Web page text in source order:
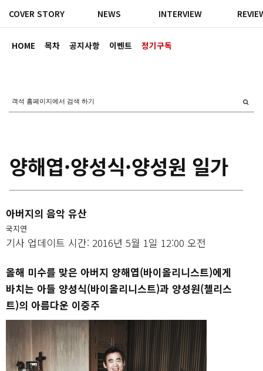
HOME 목차 공지사항 이벤트 정기구독
COVER STORY NEWS INTERVIEW
양해엽·양성식·양성원 일가
아버지의 음악 유산
국지연
기사 업데이트 시간: 2016년 5월 1일 12:00 오전
올해 미수를 맞은 아버지 양해엽(바이올리니스트)에게
바치는 아들 양성식(바이올리니스트)과 양성원(첼리스
트)의 아름다운 이중주